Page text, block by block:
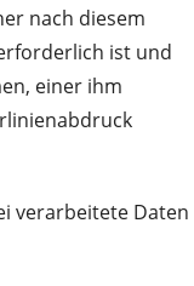
nach diesem
ist und
einer ihm
verarbeitete Daten